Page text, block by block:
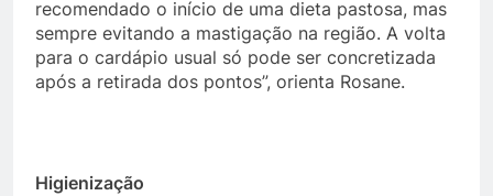
recomendado o início de uma dieta pastosa, mas
sempre evitando a mastigação na região. A volta
para o cardápio usual só pode ser concretizada
após a retirada dos pontos”, orienta Rosane.
Higienização